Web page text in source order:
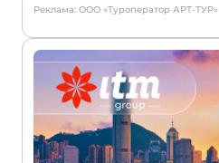
Реклама: ООО «Туроператор АРТ-ТУР»